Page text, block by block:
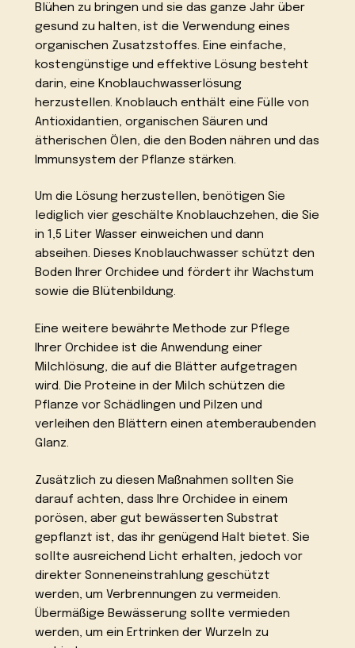
Blühen zu bringen und sie das ganze Jahr über
gesund zu halten, ist die Verwendung eines
organischen Zusatzstoffes. Eine einfache,
kostengünstige und effektive Lösung besteht
darin, eine Knoblauchwasserlösung
herzustellen. Knoblauch enthält eine Fülle von
Antioxidantien, organischen Säuren und
ätherischen Ölen, die den Boden nähren und das
Immunsystem der Pflanze stärken.
Um die Lösung herzustellen, benötigen Sie
lediglich vier geschälte Knoblauchzehen, die Sie
in 1,5 Liter Wasser einweichen und dann
abseihen. Dieses Knoblauchwasser schützt den
Boden Ihrer Orchidee und fördert ihr Wachstum
sowie die Blütenbildung.
Eine weitere bewährte Methode zur Pflege
Ihrer Orchidee ist die Anwendung einer
Milchlösung, die auf die Blätter aufgetragen
wird. Die Proteine in der Milch schützen die
Pflanze vor Schädlingen und Pilzen und
verleihen den Blättern einen atemberaubenden
Glanz.
Zusätzlich zu diesen Maßnahmen sollten Sie
darauf achten, dass Ihre Orchidee in einem
porösen, aber gut bewässerten Substrat
gepflanzt ist, das ihr genügend Halt bietet. Sie
sollte ausreichend Licht erhalten, jedoch vor
direkter Sonneneinstrahlung geschützt
werden, um Verbrennungen zu vermeiden.
Übermäßige Bewässerung sollte vermieden
werden, um ein Ertrinken der Wurzeln zu